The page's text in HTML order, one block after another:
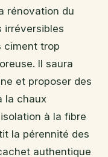
rénovation du
irréversibles
ciment trop
Il saura
et proposer des
la chaux
à la fibre
la pérennité des
authentique